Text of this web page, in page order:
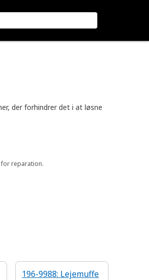
der forhindrer det i at løsne
reparation.
196-9988: Lejemuffe